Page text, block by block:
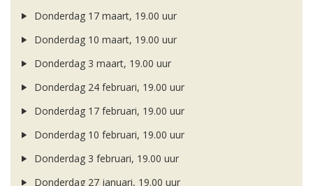
Donderdag 17 maart, 19.00 uur
Donderdag 10 maart, 19.00 uur
Donderdag 3 maart, 19.00 uur
Donderdag 24 februari, 19.00 uur
Donderdag 17 februari, 19.00 uur
Donderdag 10 februari, 19.00 uur
Donderdag 3 februari, 19.00 uur
Donderdag 27 januari, 19.00 uur